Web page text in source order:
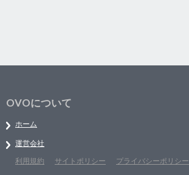
OVOについて
ホーム
運営会社
利用規約
サイトポリシー プライバシーポリシー